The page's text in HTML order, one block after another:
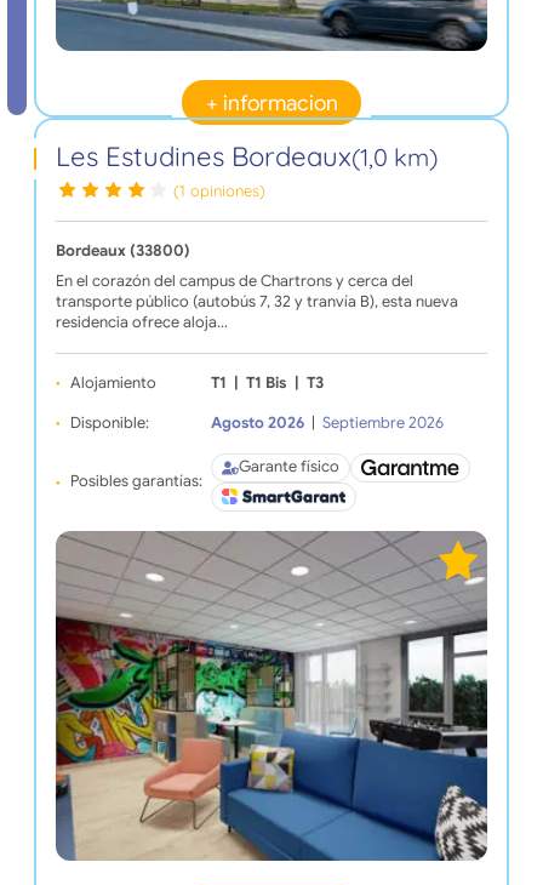
+ informacion
Les Estudines Bordeaux(1,0 km)
(1 opiniones)
Bordeaux (33800)
En el corazón del campus de Chartrons y cerca del
transporte público (autobús 7, 32 y tranvía B), esta nueva
residencia ofrece aloja…
Alojamiento T1 T1 Bis T3
Disponible: Agosto 2026 Septiembre 2026
Posibles garantías:
Garante físico